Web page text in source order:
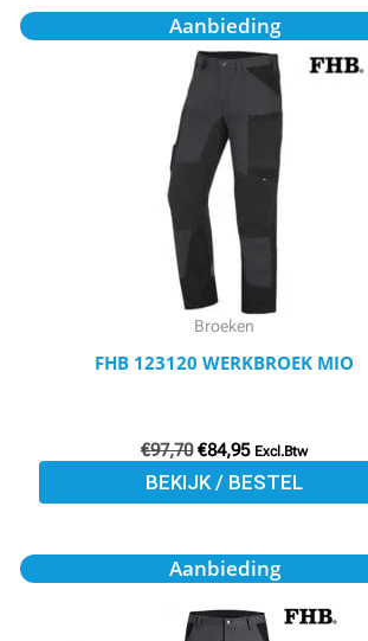
Aanbieding
Broeken
FHB 123120 WERKBROEK MIO
€97,70
Oorspronkelijke
prijs
was:
€97,70.
€84,95
Huidige
prijs
is:
€84,95.
Excl.Btw
BEKIJK / BESTEL
Dit
product
heeft
meerdere
variaties.
Deze
optie
kan
gekozen
worden
Aanbieding
Oorspronkelijke
prijs
€77,30.
Huidige
prijs
€69,50.
Dit
heeft